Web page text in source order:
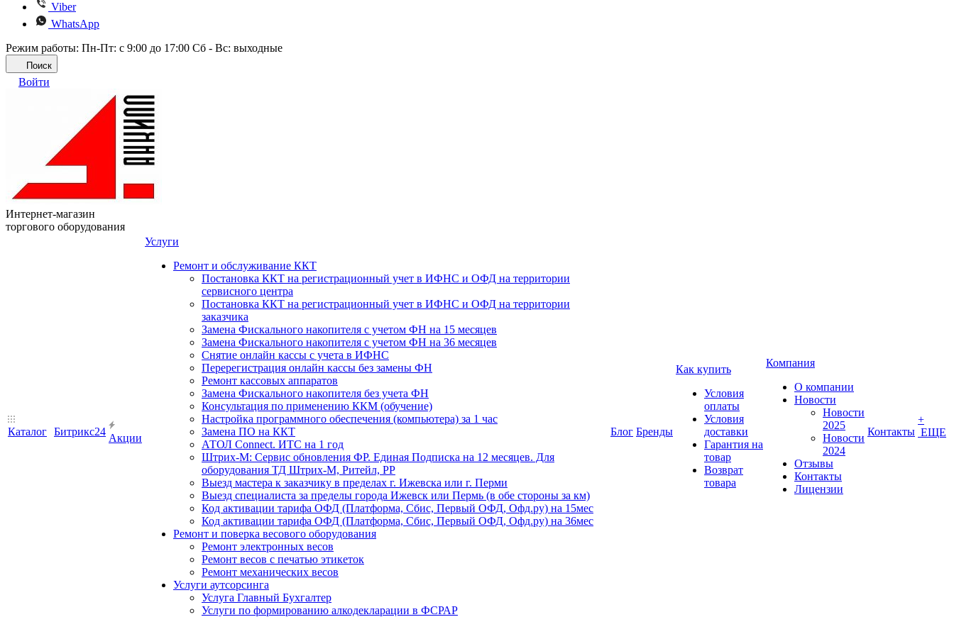
Viber
WhatsApp
Режим работы: Пн-Пт: с 9:00 до 17:00 Сб - Вс: выходные
Поиск
Войти
Интернет-магазин
торгового оборудования
Каталог Битрикс24
Акции
Услуги
Ремонт и обслуживание ККТ
Постановка ККТ на регистрационный учет в ИФНС и ОФД на территории
сервисного центра
Постановка ККТ на регистрационный учет в ИФНС и ОФД на территории
заказчика
Замена Фискального накопителя с учетом ФН на 15 месяцев
Замена Фискального накопителя с учетом ФН на 36 месяцев
Снятие онлайн кассы с учета в ИФНС
Перерегистрация онлайн кассы без замены ФН
Ремонт кассовых аппаратов
Замена Фискального накопителя без учета ФН
Консультация по применению ККМ (обучение)
Настройка программного обеспечения (компьютера) за 1 час
Замена ПО на ККТ
АТОЛ Connect. ИТС на 1 год
Штрих-М: Сервис обновления ФР. Единая Подписка на 12 месяцев. Для
оборудования ТД Штрих-М, Ритейл, РР
Выезд мастера к заказчику в пределах г. Ижевска или г. Перми
Выезд специалиста за пределы города Ижевск или Пермь (в обе стороны за км)
Код активации тарифа ОФД (Платформа, Сбис, Первый ОФД, Офд.ру) на 15мес
Код активации тарифа ОФД (Платформа, Сбис, Первый ОФД, Офд.ру) на 36мес
Ремонт и поверка весового оборудования
Ремонт электронных весов
Ремонт весов с печатью этикеток
Ремонт механических весов
Услуги аутсорсинга
Услуга Главный Бухгалтер
Услуги по формированию алкодекларации в ФСРАР
Блог Бренды
Как купить
Условия
оплаты
Условия
доставки
Гарантия на
товар
Возврат
товара
Компания
О компании
Новости
Новости
2025
Новости
2024
Отзывы
Контакты
Лицензии
Контакты
+
ЕЩЕ